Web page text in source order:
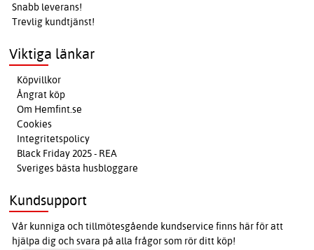
Snabb leverans!
Trevlig kundtjänst!
Viktiga länkar
Köpvillkor
Ångrat köp
Om Hemfint.se
Cookies
Integritetspolicy
Black Friday 2025 - REA
Sveriges bästa husbloggare
Kundsupport
Vår kunniga och tillmötesgående kundservice finns här för att
hjälpa dig och svara på alla frågor som rör ditt köp!